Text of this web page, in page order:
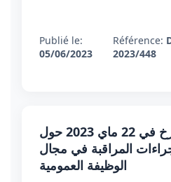
Publié le:
05/06/2023
Référence:
2023/448
منشور عدد 12 مؤرخ في 22 ماي 2023 حول
المراقبة في مجال
الوظيفة العمومية